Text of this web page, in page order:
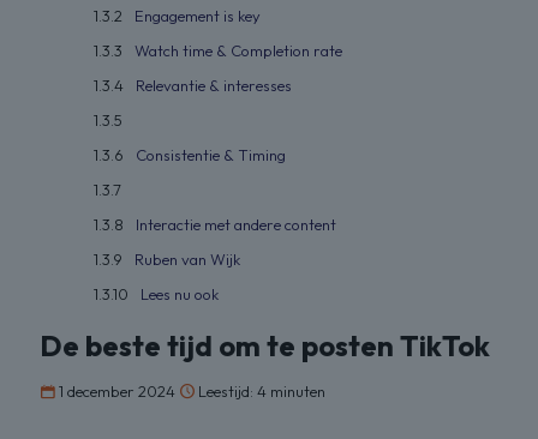
Engagement is key
Watch time & Completion rate
Relevantie & interesses
Consistentie & Timing
Interactie met andere content
Ruben van Wijk
Lees nu ook
De beste tijd om te posten TikTok
1 december 2024 Leestijd: 4 minuten